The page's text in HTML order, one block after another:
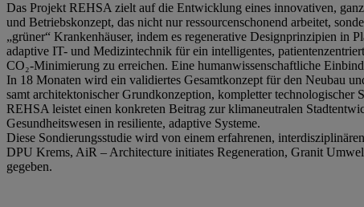
Das Projekt REHSA zielt auf die Entwicklung eines innovativen,
und Betriebskonzept, das nicht nur ressourcenschonend arbeitet,
„grüner“ Krankenhäuser, indem es regenerative Designprinzipien
adaptive IT- und Medizintechnik für ein intelligentes,
CO₂-Minimierung zu erreichen. Eine humanwissenschaftliche
In 18 Monaten wird ein validiertes Gesamtkonzept für den Neubau
samt architektonischer Grundkonzeption, kompletter
REHSA leistet einen konkreten Beitrag zur klimaneutralen
Gesundheitswesen in resiliente, adaptive Systeme.
Diese Sondierungsstudie wird von einem erfahrenen,
DPU Krems, AiR – Architecture initiates Regeneration, Granit
gegeben.